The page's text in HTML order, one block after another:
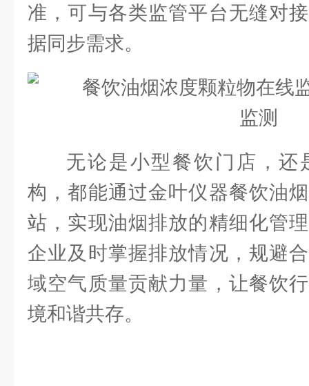
准，可与各类监管平台无缝对
据同步需求。
无论是小型餐饮门店，还
构，都能通过金叶仪器餐饮油
站，实现油烟排放的精细化管
企业及时掌握排放情况，规避
域空气质量贡献力量，让餐饮
境和谐共存。